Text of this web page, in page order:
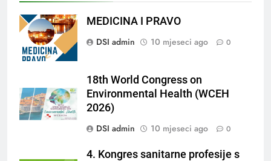
MEDICINA I PRAVO
DSI admin
10 mjeseci ago 0
18th World Congress on
Environmental Health (WCEH
2026)
DSI admin
10 mjeseci ago 0
4. Kongres sanitarne profesije s